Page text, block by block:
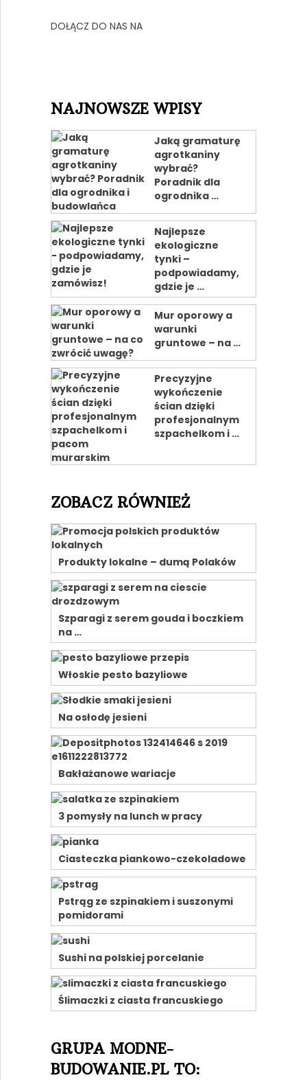
DOŁĄCZ DO NAS NA
NAJNOWSZE WPISY
Jaką gramaturę
agrotkaniny
wybrać?
Poradnik dla
ogrodnika …
Najlepsze
ekologiczne
tynki –
podpowiadamy,
gdzie je …
Mur oporowy a
warunki
gruntowe – na …
Precyzyjne
wykończenie
ścian dzięki
profesjonalnym
szpachelkom i …
ZOBACZ RÓWNIEŻ
Produkty lokalne – dumą Polaków
Szparagi z serem gouda i boczkiem
na …
Włoskie pesto bazyliowe
Na osłodę jesieni
Bakłażanowe wariacje
3 pomysły na lunch w pracy
Ciasteczka piankowo-czekoladowe
Pstrąg ze szpinakiem i suszonymi
pomidorami
Sushi na polskiej porcelanie
Ślimaczki z ciasta francuskiego
GRUPA MODNE-
BUDOWANIE.PL TO: